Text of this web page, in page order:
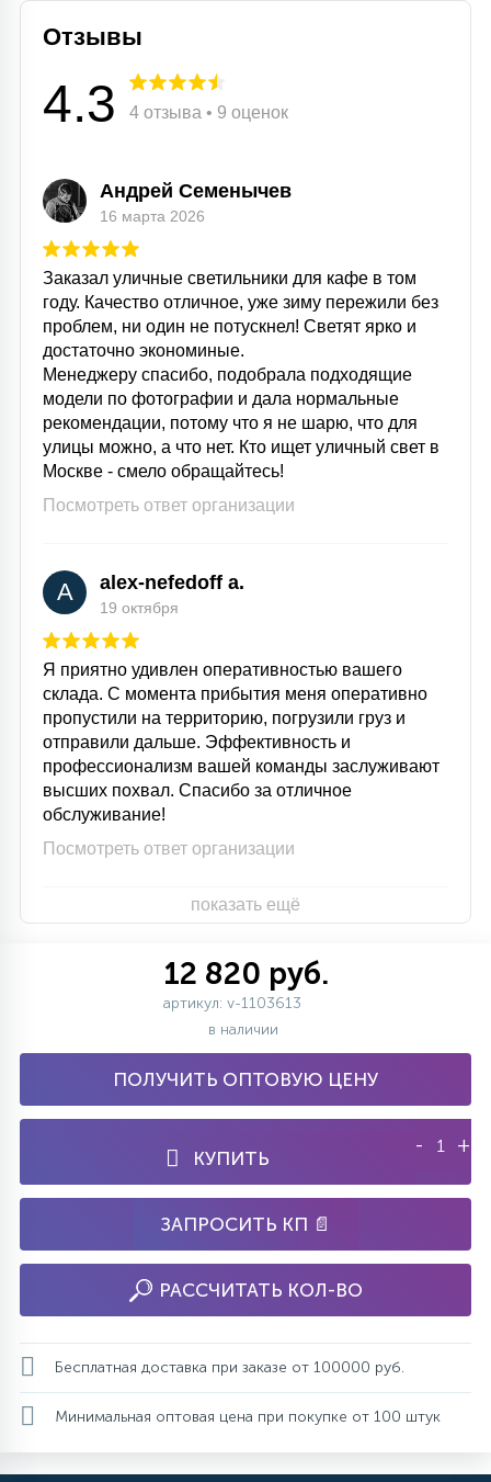
Отзывы
4.3 4 отзыва • 9 оценок
Андрей Семенычев
16 марта 2026
Заказал уличные светильники для кафе в том
году. Качество отличное, уже зиму пережили без
проблем, ни один не потускнел! Светят ярко и
достаточно экономиные.
Менеджеру спасибо, подобрала подходящие
модели по фотографии и дала нормальные
рекомендации, потому что я не шарю, что для
улицы можно, а что нет. Кто ищет уличный свет в
Москве - смело обращайтесь!
Посмотреть ответ организации
A alex-nefedoff a.
19 октября
Я приятно удивлен оперативностью вашего
склада. С момента прибытия меня оперативно
пропустили на территорию, погрузили груз и
отправили дальше. Эффективность и
профессионализм вашей команды заслуживают
высших похвал. Спасибо за отличное
обслуживание!
Посмотреть ответ организации
показать ещё
12 820 руб.
артикул: v-1103613
в наличии
ПОЛУЧИТЬ ОПТОВУЮ ЦЕНУ
КУПИТЬ
- +
ЗАПРОСИТЬ КП 📄
РАССЧИТАТЬ КОЛ-ВО
Бесплатная доставка при заказе от 100000 руб.
Минимальная оптовая цена при покупке от 100 штук